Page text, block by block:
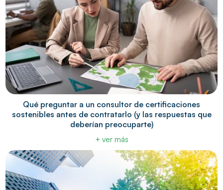
Qué preguntar a un consultor de certificaciones
sostenibles antes de contratarlo (y las respuestas que
deberían preocuparte)
+ ver más